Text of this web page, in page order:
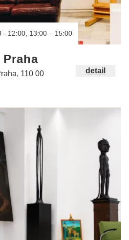
- 12:00, 13:00 – 15:00
Praha
110 00 detail